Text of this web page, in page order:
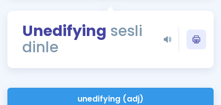
Rehberlik Aracı
ÖSYM Sınav Takvimi
Unedifying sesli
dinle
unedifying (adj)